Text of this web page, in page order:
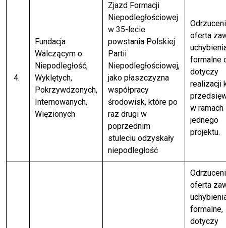
4.
Fundacja
Walczącym o
Niepodległość,
Wyklętych,
Pokrzywdzonych,
Internowanych,
Więzionych
Zjazd Formacji
Niepodległościowej
w 35-lecie
powstania Polskiej
Partii
Niepodległościowej,
jako płaszczyzna
współpracy
środowisk, które po
raz drugi w
poprzednim
stuleciu odzyskały
niepodległość
oferta
formalne
dotyczy
realizacji
w ramach
jednego
projektu.
oferta
formalne,
dotyczy